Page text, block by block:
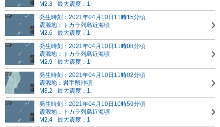
M2.3
最大震度：1
発生時刻：2021年04月10日11時15分頃
震源地：トカラ列島近海頃
M2.6
最大震度：1
発生時刻：2021年04月10日11時08分頃
震源地：トカラ列島近海頃
M2.9
最大震度：1
発生時刻：2021年04月10日11時02分頃
震源地：岩手県沖頃
M3.2
最大震度：1
発生時刻：2021年04月10日10時59分頃
震源地：トカラ列島近海頃
M2.4
最大震度：1